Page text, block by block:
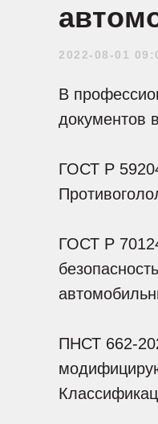
2022-08-01
В
документов
ГОСТ Р
ГОСТ Р
ПНСТ 662-